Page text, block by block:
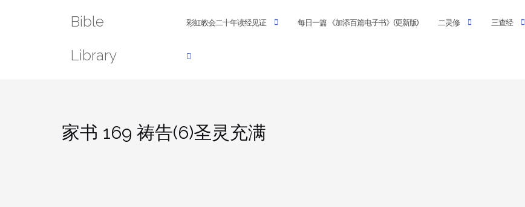
Bible
Library
彩虹教会二十年读经见证 每日一篇 《加添百篇电子书》(更新版) 二灵修 三查经
家书 169 祷告(6)圣灵充满